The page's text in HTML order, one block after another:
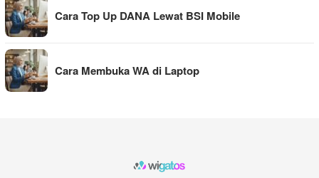
Cara Top Up DANA Lewat BSI Mobile
Cara Membuka WA di Laptop